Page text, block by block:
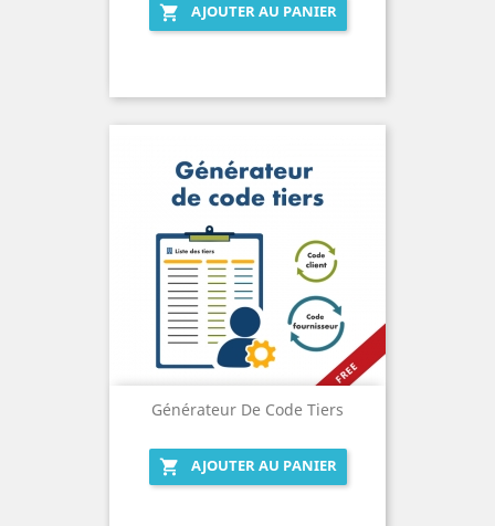
 AJOUTER AU PANIER
Générateur De Code Tiers
 AJOUTER AU PANIER